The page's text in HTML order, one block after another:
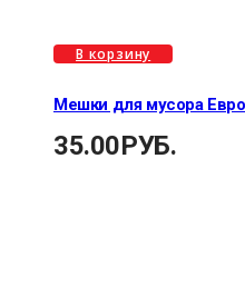
В корзину
Мешки для мусора
35.00РУБ.